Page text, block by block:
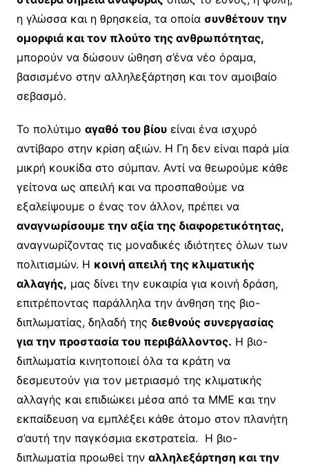
η γλώσσα και η θρησκεία, τα οποία συνθέτουν την
ομορφιά και τον πλούτο της ανθρωπότητας,
μπορούν να δώσουν ώθηση σ’ένα νέο όραμα,
βασισμένο στην αλληλεξάρτηση και τον αμοιβαίο
σεβασμό.
Το πολύτιμο αγαθό του βίουείναι ένα ισχυρό
αντίβαρο στην κρίση αξιών. Η Γη δεν είναι παρά μία
μικρή κουκίδα στο σύμπαν. Αντί να θεωρούμε κάθε
γείτονα ως απειλή και να προσπαθούμε να
εξαλείψουμε ο ένας τον άλλον, πρέπει να
αναγνωρίσουμε την αξία της διαφορετικότητας,
αναγνωρίζοντας τις μοναδικές ιδιότητες όλων των
πολιτισμών. Η κοινή απειλή της κλιματικής
αλλαγής, μας δίνει την ευκαιρία για κοινή δράση,
επιτρέποντας παράλληλα την άνθηση της βιο-
διπλωματίας, δηλαδή της διεθνούς συνεργασίας
για την προστασία του περιβάλλοντος. Η βιο-
διπλωματία κινητοποιεί όλα τα κράτη να
δεσμευτούν για τον μετριασμό της κλιματικής
αλλαγής και επιδιώκει μέσα από τα ΜΜΕ και την
εκπαίδευση να εμπλέξει κάθε άτομο στον πλανήτη
σ’αυτή την παγκόσμια εκστρατεία. Η βιο-
διπλωματία προωθεί την αλληλεξάρτηση και την